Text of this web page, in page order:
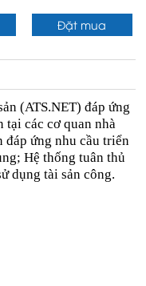
Đặt mua
để kết
vàoyêu cầu dịch vụ
n (ATS.NET) đáp ứng
tại các cơ quan nhà
đáp ứng nhu cầu triển
Hệ thống tuân thủ
dụng tài sản công.
Đa, Hà Nội
3773.9829